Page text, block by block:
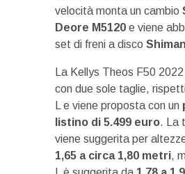
velocità monta un cambio
Deore M5120 e viene
set di freni a disco
La Kellys Theos F50
con due sole taglie,
L e viene proposta con un
listino di 5.499 euro. La
viene suggerita per
1,65 a circa 1,80 metri,